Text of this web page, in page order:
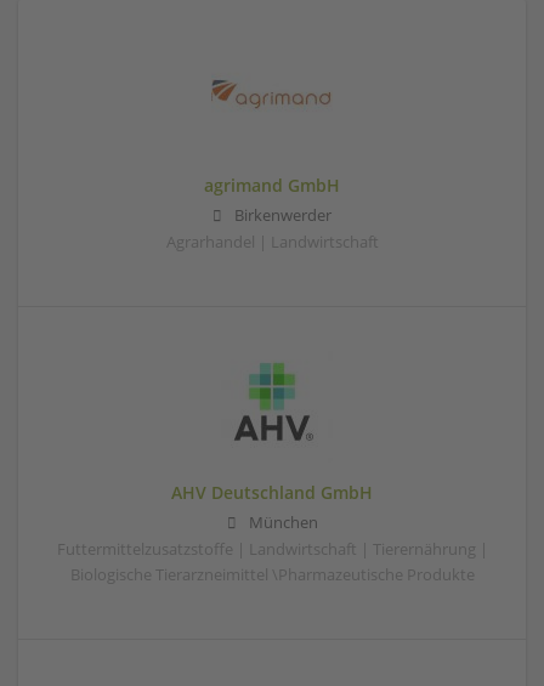
agrimand GmbH
Birkenwerder
Agrarhandel | Landwirtschaft
AHV Deutschland GmbH
München
Futtermittelzusatzstoffe | Landwirtschaft | Tierernährung |
Biologische Tierarzneimittel \Pharmazeutische Produkte